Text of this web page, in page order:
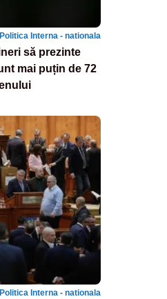
Politica Interna - nationala
să prezinte
mai puțin de 72
Politica Interna - nationala